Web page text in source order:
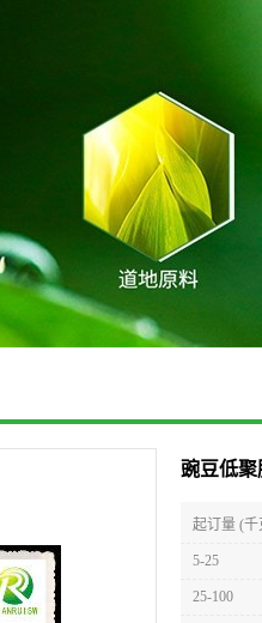
豌豆低
起订量 (千
5-25
25-100